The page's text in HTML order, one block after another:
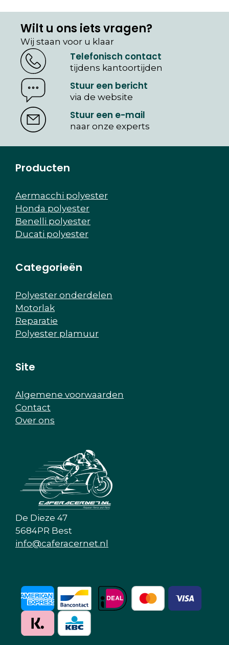
Wilt u ons iets vragen?
Wij staan voor u klaar
Telefonisch contact
tijdens kantoortijden
Stuur een bericht
via de website
Stuur een e-mail
naar onze experts
Producten
Aermacchi polyester
Honda polyester
Benelli polyester
Ducati polyester
Categorieën
Polyester onderdelen
Motorlak
Reparatie
Polyester plamuur
Site
Algemene voorwaarden
Contact
Over ons
De Dieze 47
5684PR Best
info@caferacernet.nl